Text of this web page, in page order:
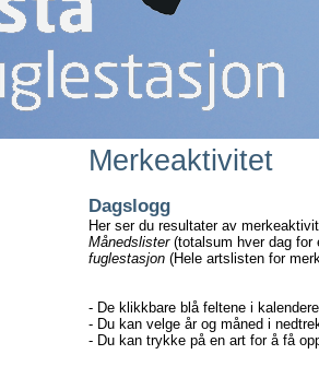
Merkeaktivitet
Dagslogg
Her ser du resultater av
Månedslister(totalsum hver dag for
fuglestasjon (Hele artslisten for
- De klikkbare blå feltene i
- Du kan velge år og måned i
- Du kan trykke på en art for å få